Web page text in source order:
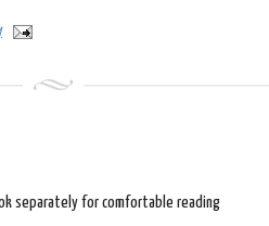
separately for comfortable reading